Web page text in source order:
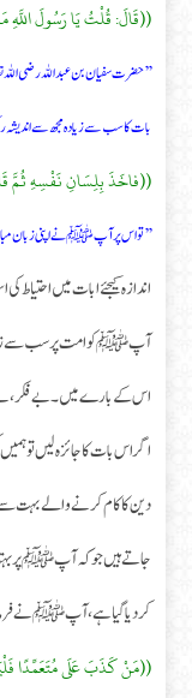
((قَالَ: قُلْتُ يَا رَسُولَ اللَّهِ
’’حضرت سفیان بن عبد اللہ رضی
بات کا سب سے زیادہ مجھ سے اندیشہ
((فاخَذَ بِلِسَانِ نَفْسِهِ ثُمَّ
’’ تو اس پر آپ ﷺنے اپنی زبان مبارک
اندازہ کیجئے ابات میں
آپﷺ کو امت پر سب سے
اس کے بارے میں ۔ بے فکر ، بے
اگر اس بات کا جائزہ لیں تو
دین کا کام کرنے والے
جاتے ہیں جو کہ آپﷺ پر
کر دیا گیا ہے، آپ ﷺنے
((مَنْ كَذَبَ عَلَى مُتَعَمِّدًا